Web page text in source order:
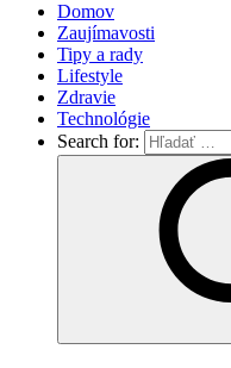
Domov
Zaujímavosti
Tipy a rady
Lifestyle
Zdravie
Technológie
Search for: